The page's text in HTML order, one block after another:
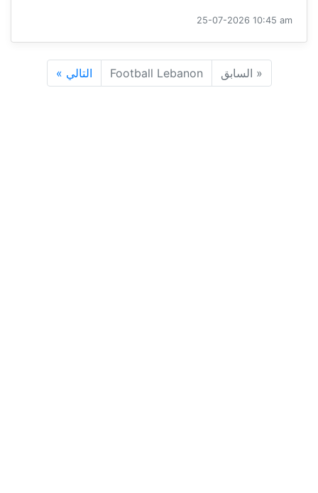
25-07-2026 10:45 am
« السابق Football Lebanon التالي »